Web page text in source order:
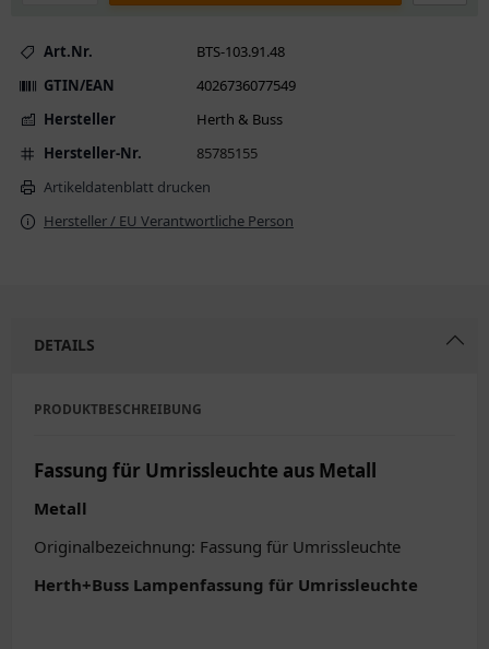
Art.Nr.
BTS-103.91.48
GTIN/EAN
4026736077549
Hersteller
Herth & Buss
Hersteller-Nr.
85785155
Artikeldatenblatt drucken
Hersteller / EU Verantwortliche Person
DETAILS
PRODUKTBESCHREIBUNG
Fassung für Umrissleuchte aus Metall
Metall
Originalbezeichnung: Fassung für Umrissleuchte
Herth+Buss Lampenfassung für Umrissleuchte